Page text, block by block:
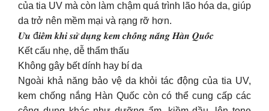
của tia UV mà còn làm chậm quá trình lão hóa da, giúp
da trở nên mềm mại và rạng rỡ hơn.
𝑼̛𝒖 đ𝒊𝒆̂̉𝒎 𝒌𝒉𝒊 𝒔𝒖̛̉ 𝒅𝒖̣𝒏𝒈 𝒌𝒆𝒎 𝒄𝒉𝒐̂́𝒏𝒈 𝒏𝒂̆́𝒏𝒈 𝑯𝒂̀𝒏 𝑸𝒖𝒐̂́𝒄
Kết cấu nhẹ, dễ thẩm thấu
Không gây bết dính hay bí da
Ngoài khả năng bảo vệ da khỏi tác động của tia UV,
kem chống nắng Hàn Quốc còn có thể cung cấp các